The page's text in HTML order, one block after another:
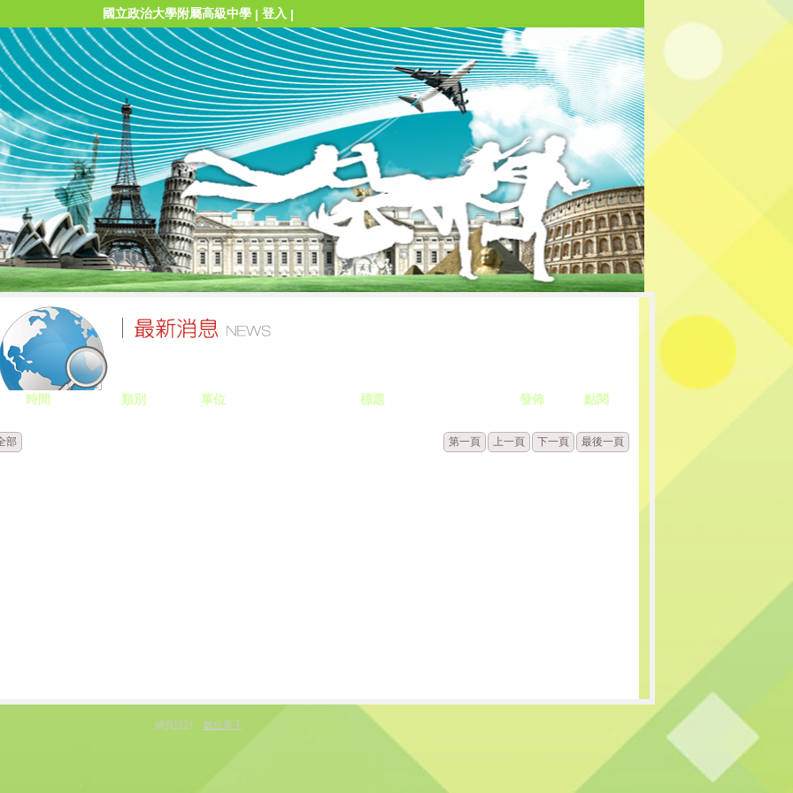
國立政治大學附屬高級中學 | 登入 |
時間 類別 單位 標題 發佈 點閱
部 第一頁 上一頁 下一頁 最後一頁
網頁設計： 數位果子